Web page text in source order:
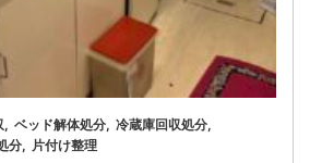
ベッド解体処分 冷蔵庫回収処分
分
片付け整理